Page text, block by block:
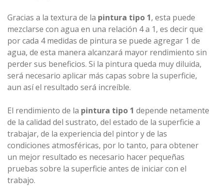
Gracias a la textura de la pintura tipo 1, esta puede
mezclarse con agua en una relación 4 a 1, es decir que
por cada 4 medidas de pintura se puede agregar 1 de
agua, de esta manera alcanzará mayor rendimiento sin
perder sus beneficios. Si la pintura queda muy diluida,
será necesario aplicar más capas sobre la superficie,
aun así el resultado será increíble.
El rendimiento de la pintura tipo 1 depende netamente
de la calidad del sustrato, del estado de la superficie a
trabajar, de la experiencia del pintor y de las
condiciones atmosféricas, por lo tanto, para obtener
un mejor resultado es necesario hacer pequeñas
pruebas sobre la superficie antes de iniciar con el
trabajo.